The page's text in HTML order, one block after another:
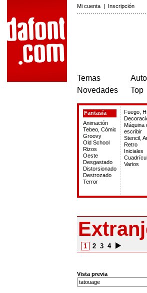
Mi cuenta | Inscripción
Temas
Novedades
Top
Fantasía
Animación
Tebeo, Cómic
Groovy
Old School
Rizos
Oeste
Desgastado
Distorsionado
Destrozado
Terror
Fuego,
Máquina
escribir
Stencil,
Retro
Iniciales
Varios
1 2 3 4
Vista previa